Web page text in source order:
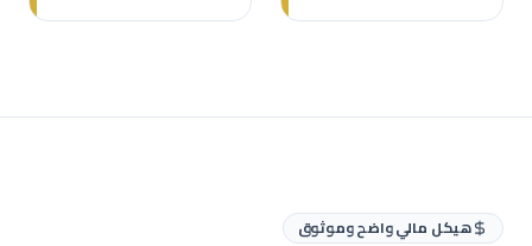
هيكل مالي واضح وموثوق